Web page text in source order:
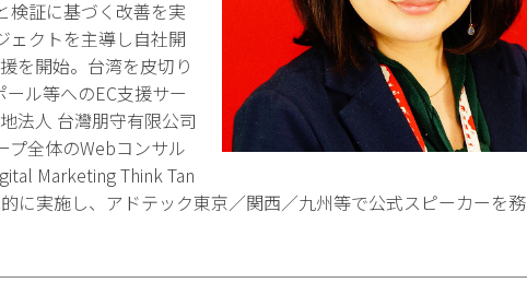
検証に基づく改善を実
ェクトを主導し自社開
を開始。台湾を皮切り
ル等へのEC支援サー
法人 台灣朋守有限公司
プ全体のWebコンサル
Marketing Think Tan
に実施し、アドテック東京／関西／九州等で公式スピーカーを務